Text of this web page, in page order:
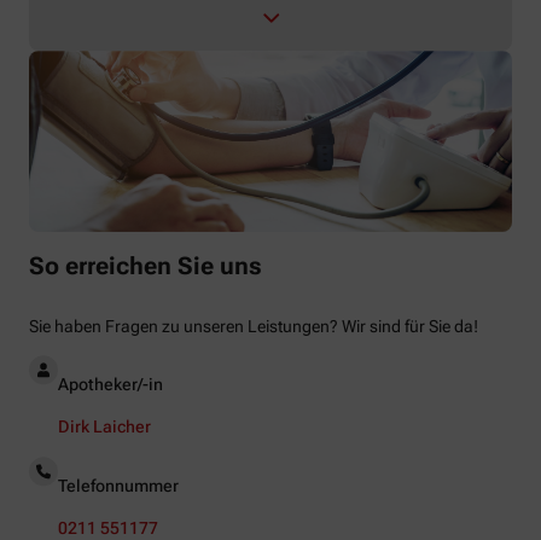
So erreichen Sie uns
Sie haben Fragen zu unseren Leistungen? Wir sind für Sie da!
Apotheker/-in
Dirk Laicher
Telefonnummer
0211 551177